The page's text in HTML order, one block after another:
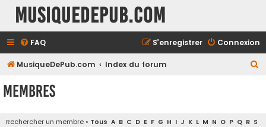
MusiqueDePub.com
FAQ Connexion
S’enregistrer
MusiqueDePub.com Index du forum
Membres
Rechercher un membre • Tous A B C D E F G H I J K L M N O P Q R S